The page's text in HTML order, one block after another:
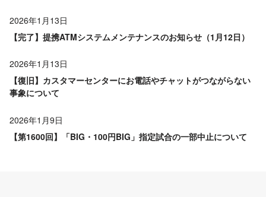
2026年1月13日
【完了】提携ATMシステムメンテナンスのお知らせ（1月12日）
2026年1月13日
【復旧】カスタマーセンターにお電話やチャットがつながらない
事象について
2026年1月9日
【第1600回】「BIG・100円BIG」指定試合の一部中止について